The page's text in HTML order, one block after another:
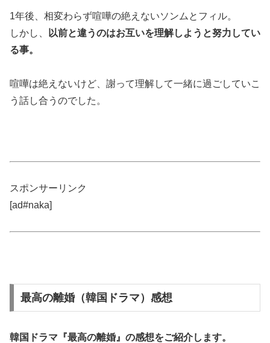
1年後、相変わらず喧嘩の絶えないソンムとフィル。
しかし、
以前と違うのはお互いを理解しようと努力してい
る事。
喧嘩は絶えないけど、謝って理解して一緒に過ごしていこ
う話し合うのでした。
スポンサーリンク
[ad#naka]
最高の離婚（韓国ドラマ）感想
韓国ドラマ『最高の離婚』の感想をご紹介します。